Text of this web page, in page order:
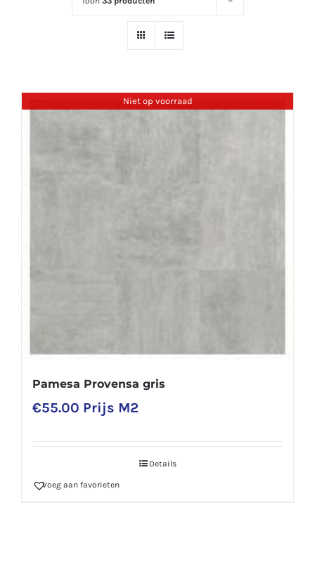
Niet op voorraad
Pamesa Provensa gris
€55.00 Prijs M2
Details
Voeg aan favorieten